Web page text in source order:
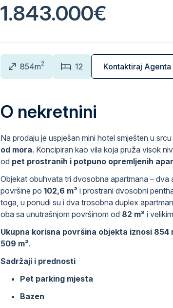
1.843.000€
854m2 12 Kontaktiraj Agenta
O nekretnini
Na prodaju je uspješan mini hotel smješten u
od mora. Koncipiran kao vila koja pruža visok
od pet prostranih i potpuno opremljenih
Objekat obuhvata tri dvosobna apartmana – dva
površine po 102,6 m² i prostrani dvosobni
toga, u ponudi su i dva trosobna duplex
oba sa unutrašnjom površinom od 82 m² i
Ukupna korisna površina objekta iznosi 854
509 m².
Sadržaji i prednosti
Pet parking mjesta
Bazen